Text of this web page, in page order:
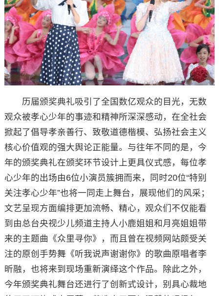
历届颁奖典礼吸引了全国数亿观众的目光，无数
观众被孝心少年的事迹和精神所深深感动，在全社会
掀起了倡导孝亲善行、致敬道德楷模、弘扬社会主义
核心价值观的强大舆论正能量。与往年不同的是，今
年的颁奖典礼在颁奖环节设计上更具仪式感，每位孝
心少年的出场由6位小演员簇拥而来，同时20位“特别
关注孝心少年”也将一同走上舞台，展现他们的风采；
文艺呈现方面编排更加流畅、精心，观众们不仅能看
到由总台央视少儿频道主持人小鹿姐姐和月亮姐姐带
来的主题曲《众里寻你》，而且曾在视频网站颇受关
注的原创手势舞《听我说声谢谢你》的歌曲原唱者李
昕融，也将来到现场重新演绎这个作品。除此之外，
今年颁奖典礼舞台还进行了创新式设计，别具心裁地